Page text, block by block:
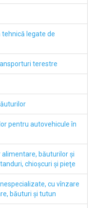
legate de
terestre
pentru autovehicule în
băuturilor şi
chioşcuri şi pieţe
cu vînzare
băuturi şi tutun